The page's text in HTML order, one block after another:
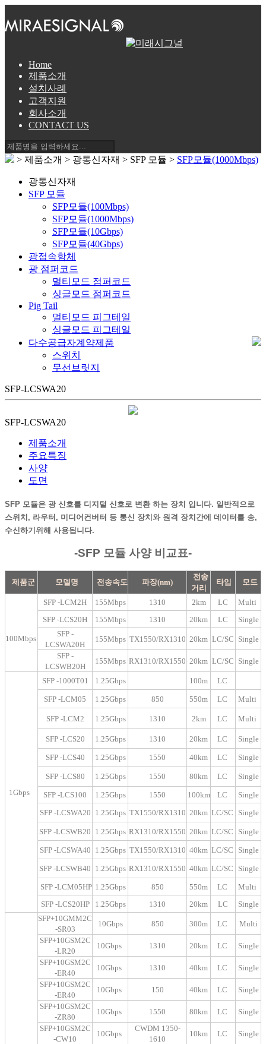
Home
제품소개
설치사례
고객지원
회사소개
CONTACT US
> 제품소개 > 광통신자재 > SFP 모듈 > SFP모듈(1000Mbps)
광통신자재
SFP 모듈
SFP모듈(100Mbps)
SFP모듈(1000Mbps)
SFP모듈(10Gbps)
SFP모듈(40Gbps)
광접속함체
광 점퍼코드
멀티모드 점퍼코드
싱글모드 점퍼코드
Pig Tail
멀티모드 피그테일
싱글모드 피그테일
다수공급자계약제품
스위치
무선브릿지
SFP-LCSWA20
SFP-LCSWA20
제품소개
주요특징
사양
도면
SFP 모듈은 광 신호를 디지털 신호로 변환 하는 장치 입니다. 일반적으로
스위치, 라우터, 미디어컨버터 등 통신 장치와 원격 장치간에 데이터를 송,
수신하기위해 사용됩니다.
-SFP 모듈 사양 비교표-
제품군 모델명 전송속도 파장(nm)
전송
거리
타입 모드
100Mbps
SFP -LCM2H 155Mbps 1310 2km LC
Multi
SFP -LCS20H
155Mbps 1310 20km LC
Single
SFP -
LCSWA20H
155Mbps TX1550/RX1310 20km LC/SC Single
SFP -
LCSWB20H
155Mbps RX1310/RX1550 20km LC/SC Single
1Gbps
SFP -1000T01 1.25Gbps 100m LC
SFP -LCM05 1.25Gbps 850 550m LC Multi
SFP -LCM2 1.25Gbps 1310 2km LC Multi
SFP -LCS20 1.25Gbps 1310 20km LC Single
SFP -LCS40 1.25Gbps 1550 40km LC Single
SFP -LCS80 1.25Gbps 1550 80km LC Single
SFP -LCS100 1.25Gbps 1550 100km LC
Single
SFP -LCSWA20 1.25Gbps TX1550/RX1310 20km LC/SC Single
SFP -LCSWB20 1.25Gbps RX1310/RX1550 20km LC/SC Single
SFP -LCSWA40 1.25Gbps TX1550/RX1310 40km LC/SC Single
SFP -LCSWB40 1.25Gbps RX1310/RX1550 40km LC/SC Single
SFP -LCM05HP 1.25Gbps 850 550m LC
Multi
SFP -LCS20HP
1.25Gbps 1310 20km LC Single
SFP+10GMM2C
-SR03
10Gbps 850 300m LC
Multi
SFP+10GSM2C
-LR20
10Gbps 1310 20km LC
Single
SFP+10GSM2C
-ER40
10Gbps 1310 40km LC
Single
SFP+10GSM2C
-ER40
10Gbps 150 40km LC
Single
SFP+10GSM2C
-ZR80
10Gbps 1550 80km LC
Single
SFP+10GSM2C
-CW10
10Gbps
CWDM 1350-
1610
10km LC
Single